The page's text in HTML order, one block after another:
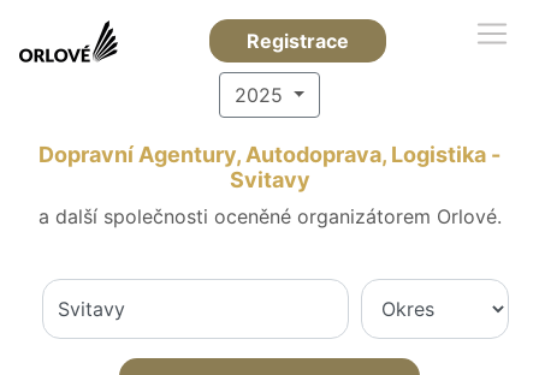
Registrace
2025
Dopravní Agentury, Autodoprava, Logistika -
Svitavy
a další společnosti oceněné organizátorem Orlové.